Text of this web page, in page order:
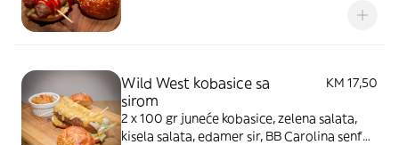
Wild West kobasice sa
sirom
KM 17,50
2 x 100 gr juneće kobasice, zelena salata,
kisela salata, edamer sir, BB Carolina senf